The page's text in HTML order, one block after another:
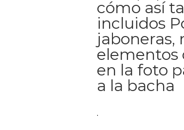
cómo así
incluidos
jaboneras,
elementos
en la foto
a la bacha
.